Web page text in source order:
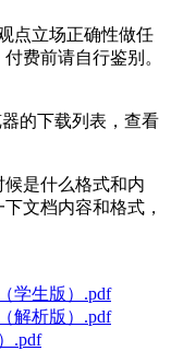
点立场正确性做任
费前请自行鉴别。
的下载列表，查看
是什么格式和内
文档内容和格式，
学生版）.pdf
解析版）.pdf
.pdf